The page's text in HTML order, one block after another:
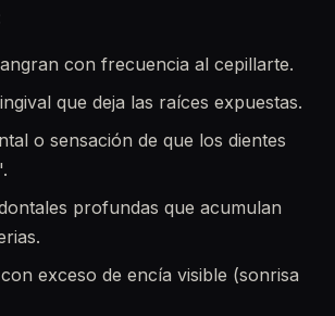
con frecuencia al cepillarte.
que deja las raíces expuestas.
o sensación de que los dientes
profundas que acumulan
exceso de encía visible (sonrisa